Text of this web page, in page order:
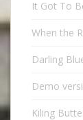
It Got To
When the
Darling
Demo
Kiling